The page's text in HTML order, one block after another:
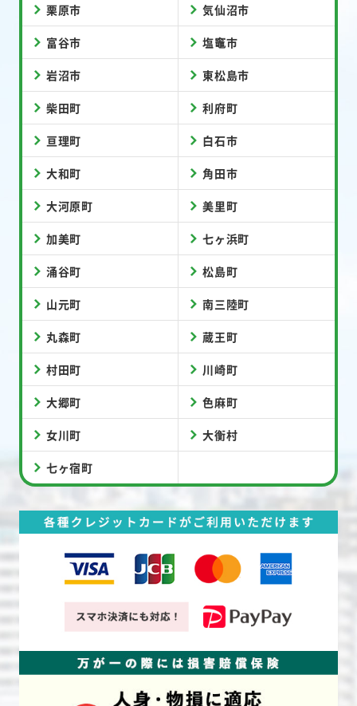
栗原市 気仙沼市
富谷市 塩竈市
岩沼市 東松島市
柴田町 利府町
亘理町 白石市
大和町 角田市
大河原町 美里町
加美町 七ヶ浜町
涌谷町 松島町
山元町 南三陸町
丸森町 蔵王町
村田町 川崎町
大郷町 色麻町
女川町 大衡村
七ヶ宿町